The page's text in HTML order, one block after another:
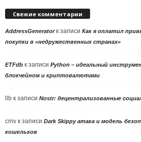
Свежие комментарии
AddressGeneratorк записи Как я оплатил
покупки в «недружественных странах»
ETFdb к записи Python – идеальный
блокчейном и криптовалютами
llb к записи Nostr: децентрализованные
cmv к записи Dark Skippy атака и модель
кошельков